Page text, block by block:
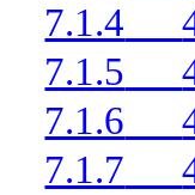
7.1.4
7.1.5
7.1.6
7.1.7